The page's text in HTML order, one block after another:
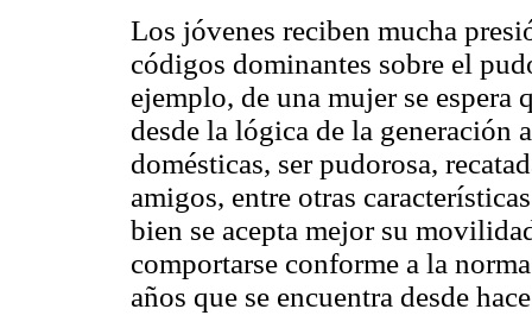
Los jóvenes reciben mucha
códigos dominantes sobre el
ejemplo, de una mujer se espera
desde la lógica de la generación
domésticas, ser pudorosa,
amigos, entre otras
bien se acepta mejor su
comportarse conforme a la
años que se encuentra desde